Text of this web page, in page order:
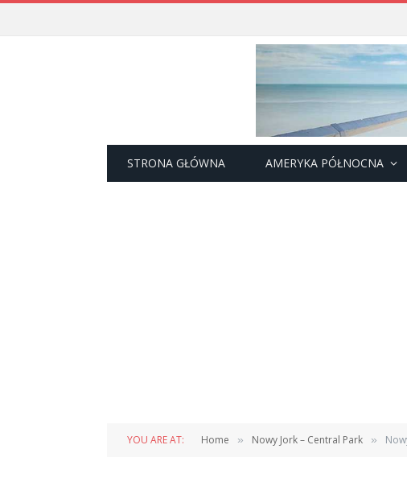
STRONA GŁÓWNA AMERYKA PÓŁNOCNA
YOU ARE AT: Home » Nowy Jork – Central Park »